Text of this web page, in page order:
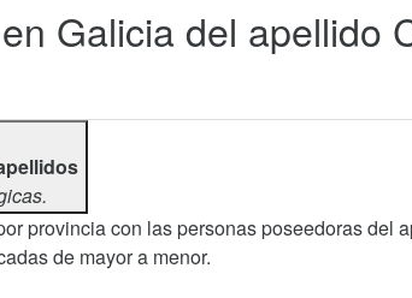
Galicia del apellido
provincia con las personas poseedoras del
de mayor a menor.